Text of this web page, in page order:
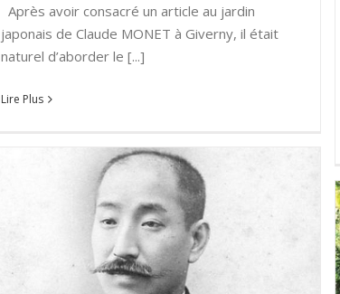
Après avoir consacré un article au jardin
japonais de Claude MONET à Giverny, il était
naturel d’aborder le [...]
Lire Plus
Le Japonisme – L’architecture japonaise par J-S.
CLUZEL